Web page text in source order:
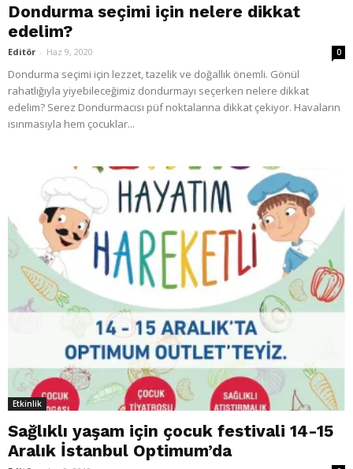
Dondurma seçimi için nelere dikkat
edelim?
Editör - Haz 9, 2020 0
Dondurma seçimi için lezzet, tazelik ve doğallık önemli. Gönül
rahatlığıyla yiyebileceğimiz dondurmayı seçerken nelere dikkat
edelim? Serez Dondurmacısı püf noktalarına dikkat çekiyor. Havaların
ısınmasıyla hem çocuklar...
Etkinlik
Sağlıklı yaşam için çocuk festivali 14-15
Aralık İstanbul Optimum’da